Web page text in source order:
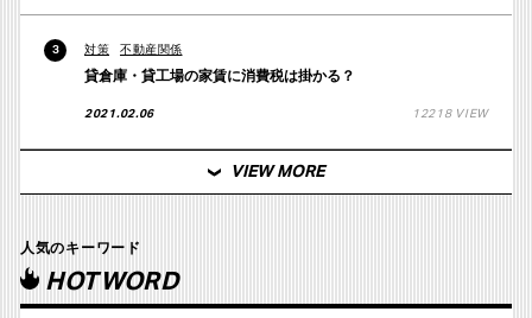
3 対策 不動産関係
貸倉庫・貸工場の家賃に消費税は掛かる？
2021.02.06 12218 VIEW
VIEW MORE
人気のキーワード
HOTWORD